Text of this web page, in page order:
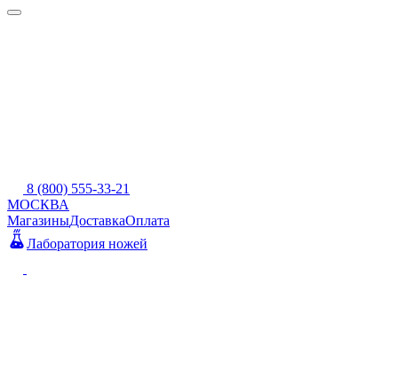
8 (800) 555-33-21
МОСКВА
МагазиныДоставкаОплата
Лаборатория ножей